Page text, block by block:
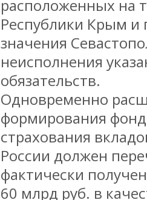
расположенных на
Республики Крым и
значения
неисполнения
обязательств.
Одновременно
формирования
страхования
России должен
фактически
60 млрд руб. в